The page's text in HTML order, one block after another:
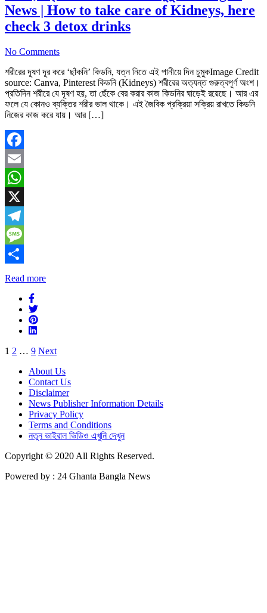
News | How to take care of Kidneys, here
check 3 detox drinks
No Comments
শরীরের দূষণ দূর করে ‘ছাঁকনি’ কিডনি, যত্ন নিতে এই পানীয়ে দিন চুমুকImage Credit
source: Canva, Pinterest কিডনি (Kidneys) শরীরের অত্যন্ত গুরুত্বপূর্ণ অংশ।
প্রতিদিন শরীরে যে দূষণ হয়, তা ছেঁকে বের করার কাজ কিডনির ঘাড়েই রয়েছে। আর এর
ফলে যে কোনও ব্যক্তির শরীর ভাল থাকে। এই জৈবিক প্রক্রিয়া সক্রিয় রাখতে কিডনি
নিজের কাজ করে যায়। আর […]
Facebook
Email
WhatsApp
X
Telegram
Message
Share
Read more
Posts
pagination
1 2 … 9 Next
About Us
Contact Us
Disclaimer
News Publisher Information Details
Privacy Policy
Terms and Conditions
নতুন ভাইরাল ভিডিও এখুনি দেখুন
Copyright © 2020 All Rights Reserved.
Powered by : 24 Ghanta Bangla News